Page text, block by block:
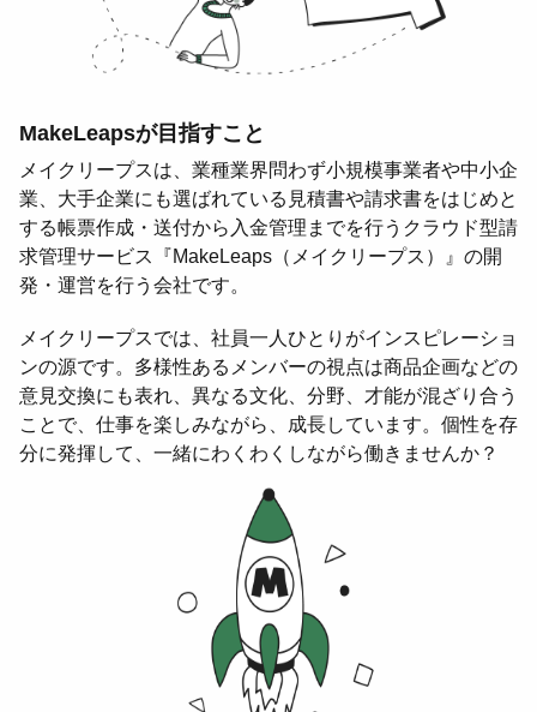
MakeLeapsが目指すこと
メイクリープスは、業種業界問わず小規模事業者や中小企
業、大手企業にも選ばれている見積書や請求書をはじめと
する帳票作成・送付から入金管理までを行うクラウド型請
求管理サービス『MakeLeaps（メイクリープス）』の開
発・運営を行う会社です。
メイクリープスでは、社員一人ひとりがインスピレーショ
ンの源です。多様性あるメンバーの視点は商品企画などの
意見交換にも表れ、異なる文化、分野、才能が混ざり合う
ことで、仕事を楽しみながら、成長しています。個性を存
分に発揮して、一緒にわくわくしながら働きませんか？